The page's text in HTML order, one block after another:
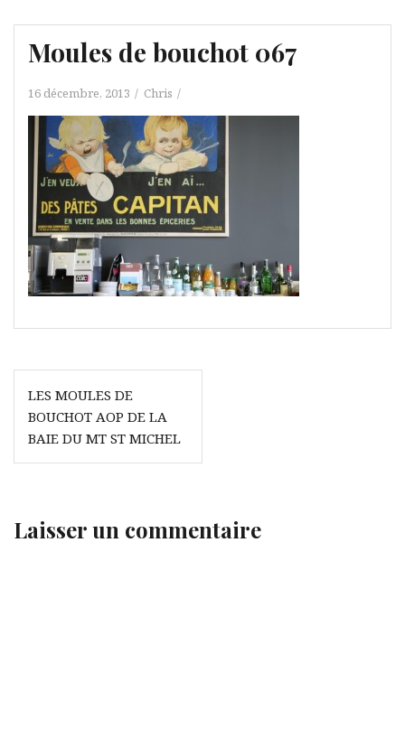
Moules de bouchot 067
16 décembre, 2013 Chris
Navigation
de
l’article
LES MOULES DE
BOUCHOT AOP DE LA
BAIE DU MT ST MICHEL
Laisser un commentaire